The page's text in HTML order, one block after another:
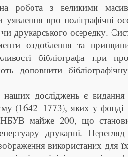
робота з великими
уявлення про поліграфічні
друкарського осередку.
оздоблення та
бібліографа при
доповнити
наших досліджень є видання
(1642–1773), яких у фонді
НБУВ майже 200, що
друкарні.
використаних для